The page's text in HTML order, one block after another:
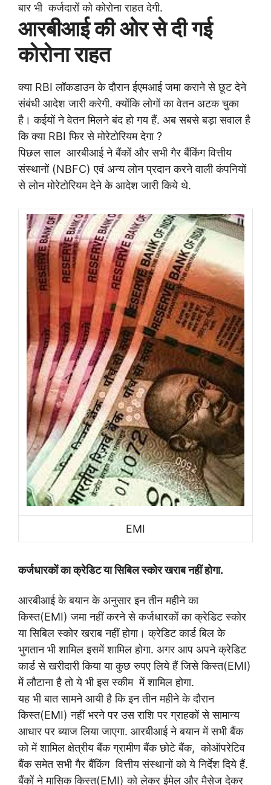
बार भी कर्जदारों को कोरोना राहत देगी.
आरबीआई की ओर से दी गई
कोरोना राहत
क्या RBI लॉकडाउन के दौरान ईएमआई जमा कराने से छूट देने
संबंधी आदेश जारी करेगी. क्योंकि लोगों का वेतन अटक चुका
है। कईयों ने वेतन मिलने बंद हो गय हैं. अब सबसे बड़ा सवाल है
कि क्या RBI फिर से मोरेटोरियम देगा ?
पिछल साल आरबीआई ने बैंकों और सभी गैर बैंकिंग वित्तीय
संस्थानों (NBFC) एवं अन्य लोन प्रदान करने वाली कंपनियों
से लोन मोरेटोरियम देने के आदेश जारी किये थे.
EMI
कर्जधारकों का क्रेडिट या सिबिल स्कोर खराब नहीं होगा.
आरबीआई के बयान के अनुसार इन तीन महीने का
किस्त(EMI)जमा नहीं करने से कर्जधारकों का क्रेडिट स्कोर
या सिबिल स्कोर खराब नहीं होगा। क्रेडिट कार्ड बिल के
भुगतान भी शामिल इसमें शामिल होगा. अगर आप अपने क्रेडिट
कार्ड से खरीदारी किया या कुछ रुपए लिये हैं जिसे किस्त(EMI)
में लौटाना है तो ये भी इस स्कीम में शामिल होगा.
यह भी बात सामने आयी है कि इन तीन महीने के दौरान
किस्त(EMI) नहीं भरने पर उस राशि पर ग्राहकों से सामान्य
आधार पर ब्याज लिया जाएगा. आरबीआई ने बयान में सभी बैंक
को में शामिल क्षेत्रीय बैंक ग्रामीण बैंक छोटे बैंक, कोऑपरेटिव
बैंक समेत सभी गैर बैंकिंग वित्तीय संस्थानों को ये निर्देश दिये हैं.
बैंकों ने मासिक किस्त(EMI) को लेकर ईमेल और मैसेज देकर